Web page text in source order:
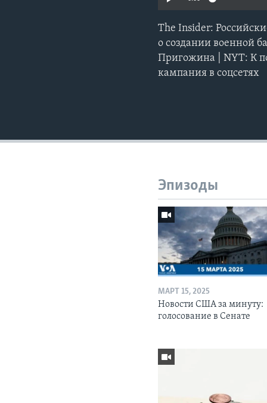
The Insider:
о создании военной
Пригожина | NYT: К
кампания в соцсетях
Эпизоды
МАРТ 15, 2025
Новости США за минуту:
голосование в Сенате